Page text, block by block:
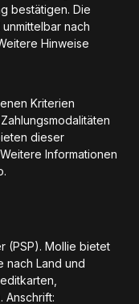
bestätigen. Die
nach
Hinweise
Kriterien
dieser
Informationen
(PSP). Mollie bietet
nach Land und
Anschrift: